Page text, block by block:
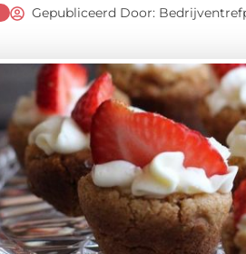
Gepubliceerd Door: